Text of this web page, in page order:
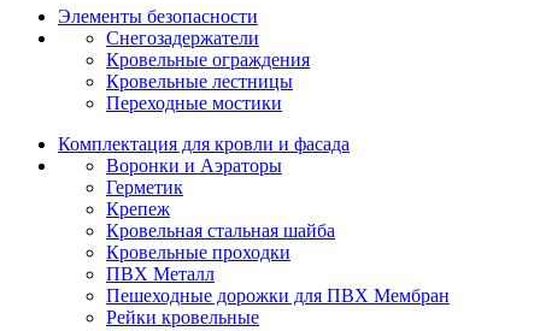
Элементы безопасности
Снегозадержатели
Кровельные ограждения
Кровельные лестницы
Переходные мостики
Комплектация для кровли и фасада
Воронки и Аэраторы
Герметик
Крепеж
Кровельная стальная шайба
Кровельные проходки
ПВХ Металл
Пешеходные дорожки для ПВХ Мембран
Рейки кровельные